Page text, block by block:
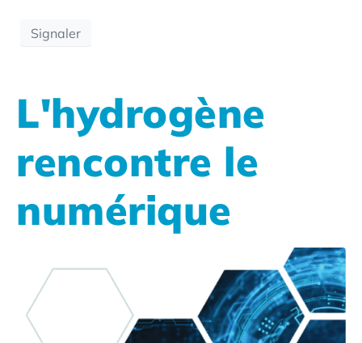
Signaler
L'hydrogène
rencontre le
numérique